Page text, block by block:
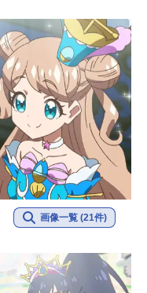
画像一覧 (21件)